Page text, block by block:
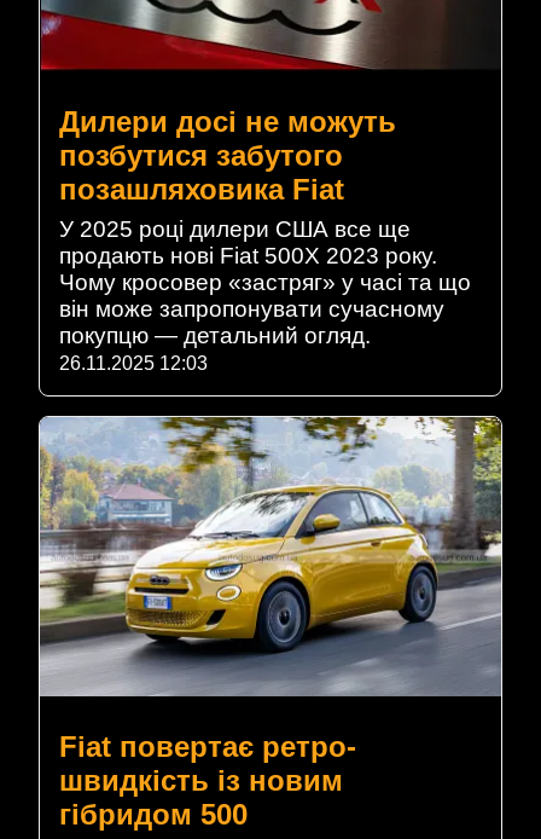
Дилери досі не можуть
позбутися забутого
позашляховика Fiat
У 2025 році дилери США все ще
продають нові Fiat 500X 2023 року.
Чому кросовер «застряг» у часі та що
він може запропонувати сучасному
покупцю — детальний огляд.
26.11.2025 12:03
Fiat повертає ретро-
швидкість із новим
гібридом 500